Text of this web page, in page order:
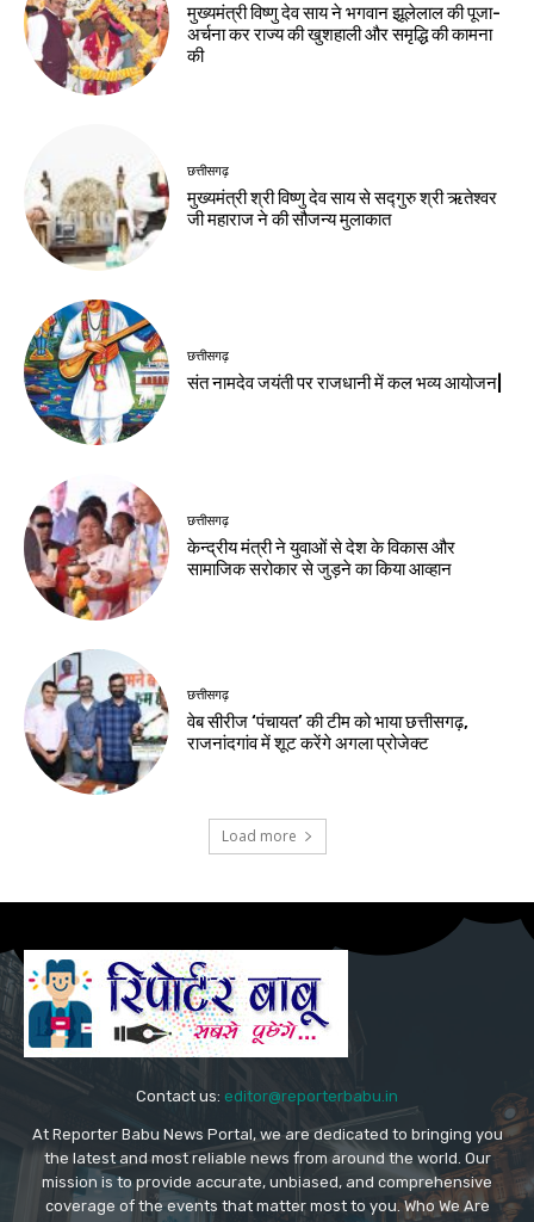
मुख्यमंत्री विष्णु देव साय ने भगवान झूलेलाल की पूजा-
अर्चना कर राज्य की खुशहाली और समृद्धि की कामना
की
छत्तीसगढ़
मुख्यमंत्री श्री विष्णु देव साय से सद्गुरु श्री ऋतेश्वर
जी महाराज ने की सौजन्य मुलाकात
छत्तीसगढ़
संत नामदेव जयंती पर राजधानी में कल भव्य आयोजन|
छत्तीसगढ़
केन्द्रीय मंत्री ने युवाओं से देश के विकास और
सामाजिक सरोकार से जुड़ने का किया आव्हान
छत्तीसगढ़
वेब सीरीज ‘पंचायत’ की टीम को भाया छत्तीसगढ़,
राजनांदगांव में शूट करेंगे अगला प्रोजेक्ट
Load more
Contact us: editor@reporterbabu.in
At Reporter Babu News Portal, we are dedicated to bringing you
the latest and most reliable news from around the world. Our
mission is to provide accurate, unbiased, and comprehensive
coverage of the events that matter most to you. Who We Are